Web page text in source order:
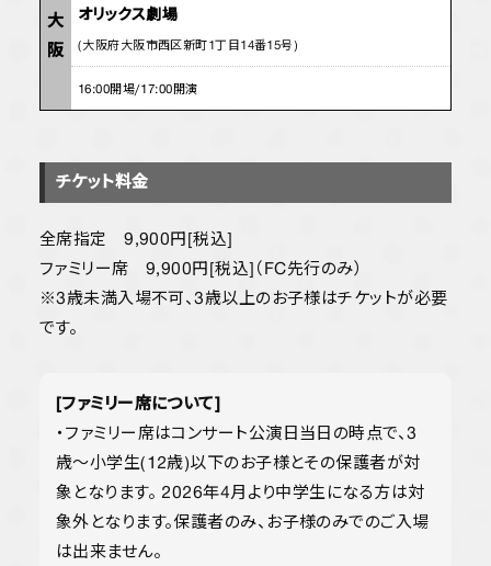
大
阪
オリックス劇場
(大阪府大阪市西区新町1丁目14番15号)
16:00開場/17:00開演
チケット料金
全席指定 9,900円[税込]
ファミリー席 9,900円[税込]（FC先行のみ）
※3歳未満入場不可、3歳以上のお子様はチケットが必要
です。
[ファミリー席について]
・ファミリー席はコンサート公演日当日の時点で、3
歳〜小学生(12歳)以下のお子様とその保護者が対
象となります。 2026年4月より中学生になる方は対
象外となります。保護者のみ、お子様のみでのご入場
は出来ません。